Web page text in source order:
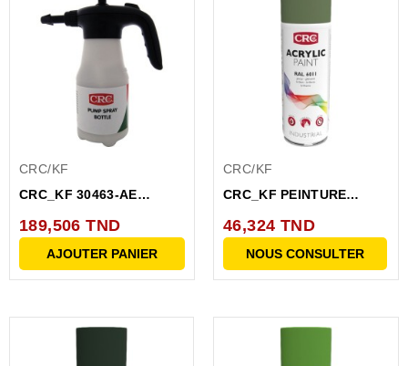
CRC/KF
CRC_KF 30463-AE
189,506 TND
AJOUTER PANIER
CRC/KF
CRC_KF PEINTURE
RESEDA RAL...
46,324 TND
NOUS CONSULTER